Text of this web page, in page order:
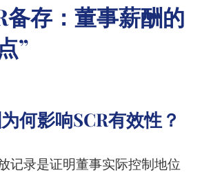
备存：董事薪酬的
”
何影响SCR有效性？
记录是证明董事实际控制地位